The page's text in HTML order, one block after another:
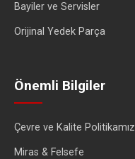
Bayiler ve Servisler
Orijinal Yedek Parça
Önemli Bilgiler
Çevre ve Kalite Politikamız
Miras & Felsefe